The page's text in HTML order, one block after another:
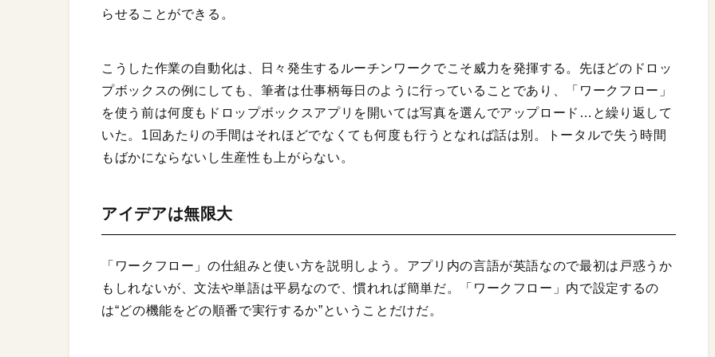
らせることができる。
こうした作業の自動化は、日々発生するルーチンワークでこそ威力を発揮する。先ほどのドロッ
プボックスの例にしても、筆者は仕事柄毎日のように行っていることであり、「ワークフロー」
を使う前は何度もドロップボックスアプリを開いては写真を選んでアップロード…と繰り返して
いた。1回あたりの手間はそれほどでなくても何度も行うとなれば話は別。トータルで失う時間
もばかにならないし生産性も上がらない。
アイデアは無限大
「ワークフロー」の仕組みと使い方を説明しよう。アプリ内の言語が英語なので最初は戸惑うか
もしれないが、文法や単語は平易なので、慣れれば簡単だ。「ワークフロー」内で設定するの
は“どの機能をどの順番で実行するか”ということだけだ。